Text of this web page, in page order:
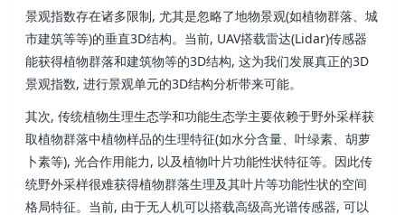
景观指数存在诸多限制, 尤其是忽略了地物景观(如植物群落、城
市建筑等等)的垂直3D结构。当前, UAV搭载雷达(Lidar)传感器
能获得植物群落和建筑物等的3D结构, 这为我们发展真正的3D
景观指数, 进行景观单元的3D结构分析带来可能。
其次, 传统植物生理生态学和功能生态学主要依赖于野外采样获
取植物群落中植物样品的生理特征(如水分含量、叶绿素、胡萝
卜素等), 光合作用能力, 以及植物叶片功能性状特征等。因此传
统野外采样很难获得植物群落生理及其叶片等功能性状的空间
格局特征。当前, 由于无人机可以搭载高级高光谱传感器, 可以